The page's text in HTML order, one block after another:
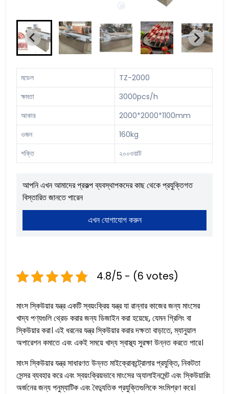
মডেল
TZ-2000
ক্ষমতা
3000pcs/h
আকার
2000*2000*1100mm
ওজন
160kg
শক্তি
২০০ওয়াট
আপনি এখন আমাদের প্রকল্প ব্যবস্থাপকদের কাছ থেকে প্রযুক্তিগত
বিস্তারিত জানতে পারেন
এখন যোগাযোগ করুন
4.8/5 - (6 votes)
মাংস স্কিউয়ার যন্ত্র একটি স্বয়ংক্রিয় যন্ত্র যা রান্নার কাজের জন্য মাংসের
খাদ্য পণ্যগুলি থ্রেড করার জন্য ডিজাইন করা হয়েছে, যেমন গ্রিলিং বা
স্কিউয়ার করা। এই ধরনের যন্ত্র স্কিউয়ার করার দক্ষতা বাড়াতে, ম্যানুয়াল
অপারেশন কমাতে এবং একই সময়ে খাদ্য স্বাস্থ্য সুরক্ষা উন্নত করতে পারে।
মাংস স্কিউয়ার যন্ত্র সাধারণত উন্নত মাইক্রোকন্ট্রোলার প্রযুক্তি, নিকটতা
সেন্সর ব্যবহার করে এবং স্বয়ংক্রিয়ভাবে মাংসের অ্যালাইনমেন্ট এবং স্কিউয়ারিং
অর্জনের জন্য পনুম্যাটিক এবং বৈদ্যুতিক প্রযুক্তিগুলিকে সংমিশ্রণ করে।